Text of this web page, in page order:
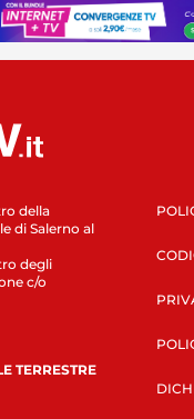
della
di Salerno al
degli
c/o
TERRESTRE